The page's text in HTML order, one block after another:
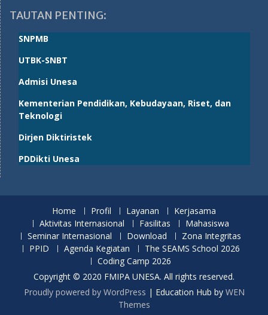
TAUTAN PENTING:
SNPMB
UTBK-SNBT
Admisi Unesa
Kementerian Pendidikan, Kebudayaan, Riset, dan
Teknologi
Dirjen Diktiristek
PDDikti Unesa
Home Profil Layanan
Kerjasama
Aktivitas Internasional
Fasilitas
Mahasiswa
Seminar Internasional
Download
Zona Integritas
PPID
Agenda Kegiatan
The SEAMS School 2026
Coding Camp 2026
Copyright © 2020 FMIPA UNESA. All rights reserved.
Proudly powered by WordPress | Education Hub by WEN
Themes